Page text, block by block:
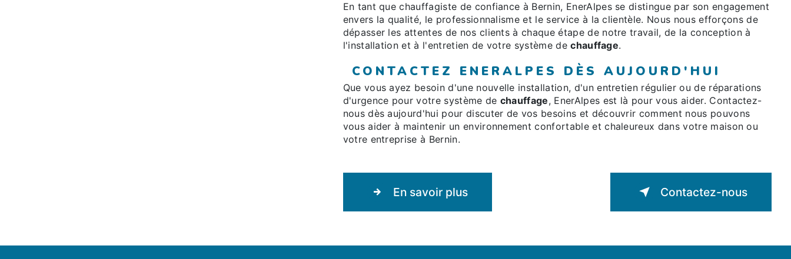
En tant que chauffagiste de confiance à Bernin, EnerAlpes se distingue par son engagement
envers la qualité, le professionnalisme et le service à la clientèle. Nous nous efforçons de
dépasser les attentes de nos clients à chaque étape de notre travail, de la conception à
l'installation et à l'entretien de votre système dechauffage.
CONTACTEZ ENERALPES DÈS AUJOURD'HUI
Que vous ayez besoin d'une nouvelle installation, d'un entretien régulier ou de réparations
d'urgence pour votre système de chauffage, EnerAlpes est là pour vous aider. Contactez-
nous dès aujourd'hui pour discuter de vos besoins et découvrir comment nous pouvons
vous aider à maintenir un environnement confortable et chaleureux dans votre maison ou
votre entreprise à Bernin.
En savoir plus Contactez-nous